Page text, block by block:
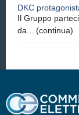
DKC
Il Gruppo
da... (continua)